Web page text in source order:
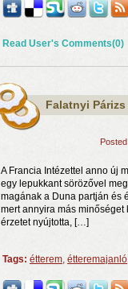
Read User's Comments(0)
Falatnyi
A Francia Intézettel anno új
egy lepukkant sörözővel
magának a Duna partján és
mert annyira más
érzetet nyújtotta, […]
Tags: étterem, étteremajanló